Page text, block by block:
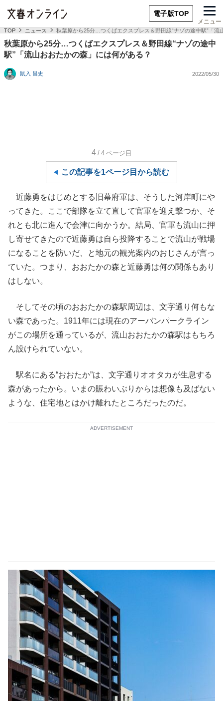
電子版TOP
メニュー
TOP ニュース 秋葉原から25分…つくばエクスプレス＆野田線“ナゾの途中駅”「流
秋葉原から25分…つくばエクスプレス＆野田線“ナゾの途中
駅”「流山おおたかの森」には何がある？
鼠入 昌史 2022/05/30
4 /4 ページ目
この記事を1ページ目から読む
近藤勇をはじめとする旧幕府軍は、そうした河岸町にや
ってきた。ここで部隊を立て直して官軍を迎え撃つか、そ
れとも北に進んで会津に向かうか。結局、官軍も流山に押
し寄せてきたので近藤勇は自ら投降することで流山が戦場
になることを防いだ、と地元の観光案内のおじさんが言っ
ていた。つまり、おおたかの森と近藤勇は何の関係もあり
はしない。
そしてその頃のおおたかの森駅周辺は、文字通り何もな
い森であった。1911年には現在のアーバンパークライン
がこの場所を通っているが、流山おおたかの森駅はもちろ
ん設けられていない。
駅名にある“おおたか”は、文字通りオオタカが生息する
森があったから。いまの賑わいぶりからは想像も及ばない
ような、住宅地とはかけ離れたところだったのだ。
ADVERTISEMENT